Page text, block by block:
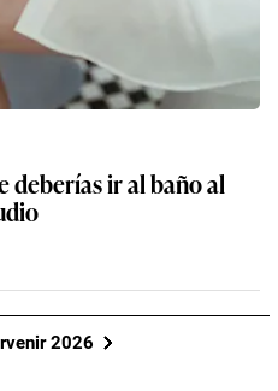
deberías ir al baño al
2026